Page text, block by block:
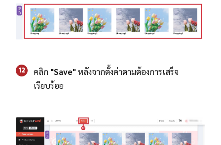
12 คลิก "Save"หลังจากตั้งค่าตามต้องการเสร็จ
เรียบร้อย